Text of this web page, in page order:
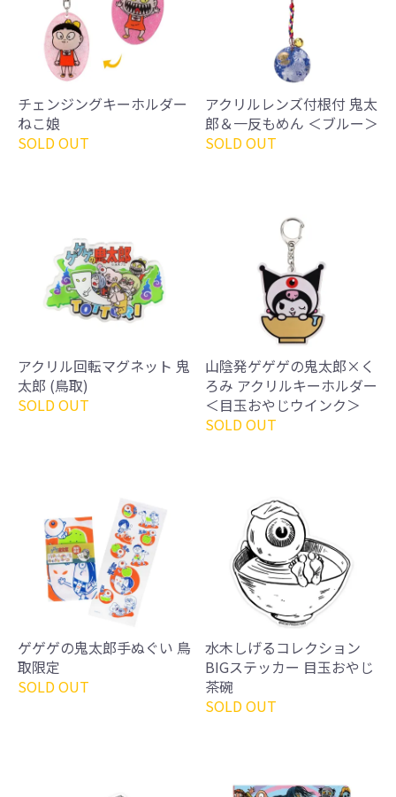
チェンジングキーホルダー
ねこ娘
SOLD OUT
アクリルレンズ付根付 鬼太
郎＆一反もめん ＜ブルー＞
SOLD OUT
アクリル回転マグネット 鬼
太郎 (鳥取)
SOLD OUT
山陰発ゲゲゲの鬼太郎×く
ろみ アクリルキーホルダー
＜目玉おやじウインク＞
SOLD OUT
ゲゲゲの鬼太郎手ぬぐい 鳥
取限定
SOLD OUT
水木しげるコレクション
BIGステッカー 目玉おやじ
茶碗
SOLD OUT